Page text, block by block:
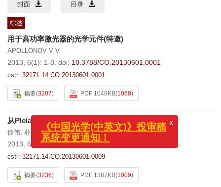
封面 目录
综述
用于高功率激光器的光学元件(特邀)
APOLLONOV V V
2013, 6(1): 1-8. doi: 10.3788/CO.20130601.0001
cstr: 32171.14.CO.20130601.0001
摘要(3207) PDF 1048KB(1068)
从Pleiades剖析新一代高性能小卫星技术发展
徐伟, 朴永杰
2013, 6(1): 9-19. doi:10.3788/CO.20130601.0009
cstr: 32171.14.CO.20130601.0009
摘要(3236) PDF 1387KB(1009)
x
《中国光学(中英文)》投审稿
系统变更通知！